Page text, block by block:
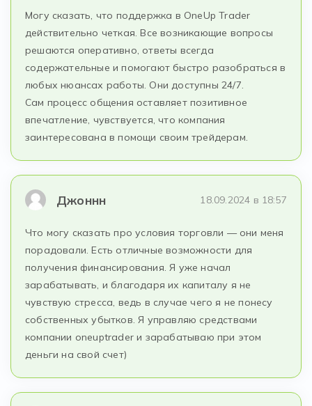
Могу сказать, что поддержка в OneUp Trader
действительно четкая. Все возникающие вопросы
решаются оперативно, ответы всегда
содержательные и помогают быстро разобраться в
любых нюансах работы. Они доступны 24/7.
Сам процесс общения оставляет позитивное
впечатление, чувствуется, что компания
заинтересована в помощи своим трейдерам.
Джоннн 18.09.2024 в 18:57
Что могу сказать про условия торговли — они меня
порадовали. Есть отличные возможности для
получения финансирования. Я уже начал
зарабатывать, и благодаря их капиталу я не
чувствую стресса, ведь в случае чего я не понесу
собственных убытков. Я управляю средствами
компании oneuptrader и зарабатываю при этом
деньги на свой счет)